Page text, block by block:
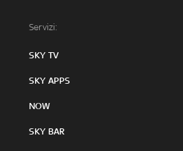
Servizi:
SKY TV
SKY APPS
NOW
SKY BAR